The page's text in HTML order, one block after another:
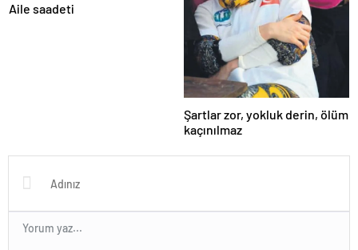
Aile saadeti
Şartlar zor, yokluk derin, ölüm
kaçınılmaz